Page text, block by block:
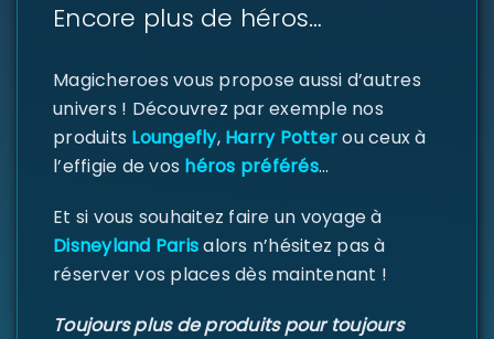
de passe*
Se souvenir de moi
SE CONNECTER
DE PASSE PERDU ?
Encore plus de héros…
Magicheroes vous propose aussi d’autres
univers ! Découvrez par exemple nos
produits Loungefly,Harry Potterou ceux à
l’effigie de vos héros préférés…
Et si vous souhaitez faire un voyage à
Disneyland Parisalors n’hésitez pas à
réserver vos places dès maintenant !
Toujours plus de produits pour toujours